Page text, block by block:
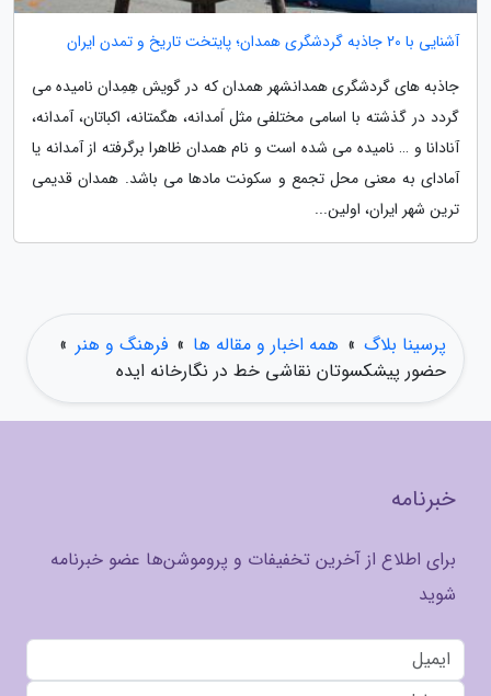
آشنایی با 20 جاذبه گردشگری همدان؛ پایتخت تاریخ و تمدن ایران
جاذبه های گردشگری همدانشهر همدان که در گویش هِمِدان نامیده می
گردد در گذشته با اسامی مختلفی مثل اَمدانه، هگمتانه، اکباتان، آمدانه،
آنادانا و … نامیده می شده است و نام همدان ظاهرا برگرفته از آمدانه یا
آمادای به معنی محل تجمع و سکونت مادها می باشد. همدان قدیمی
ترین شهر ایران، اولین...
پرسینا بلاگ » همه اخبار و مقاله ها » فرهنگ و هنر »
حضور پیشکسوتان نقاشی خط در نگارخانه ایده
خبرنامه
برای اطلاع از آخرین تخفیفات و پروموشن‌ها عضو خبرنامه
شوید